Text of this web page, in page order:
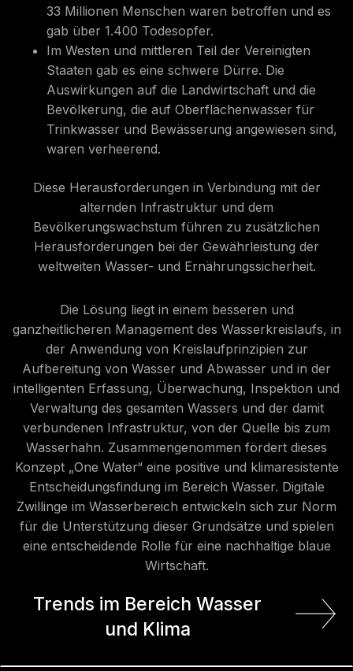
33 Millionen Menschen waren betroffen und es
gab über 1.400 Todesopfer.
Im Westen und mittleren Teil der Vereinigten
Staaten gab es eine schwere Dürre. Die
Auswirkungen auf die Landwirtschaft und die
Bevölkerung, die auf Oberflächenwasser für
Trinkwasser und Bewässerung angewiesen sind,
waren verheerend.
Diese Herausforderungen in Verbindung mit der
alternden Infrastruktur und dem
Bevölkerungswachstum führen zu zusätzlichen
Herausforderungen bei der Gewährleistung der
weltweiten Wasser- und Ernährungssicherheit.
Die Lösung liegt in einem besseren und
ganzheitlicheren Management des Wasserkreislaufs, in
der Anwendung von Kreislaufprinzipien zur
Aufbereitung von Wasser und Abwasser und in der
intelligenten Erfassung, Überwachung, Inspektion und
Verwaltung des gesamten Wassers und der damit
verbundenen Infrastruktur, von der Quelle bis zum
Wasserhahn. Zusammengenommen fördert dieses
Konzept „One Water“ eine positive und klimaresistente
Entscheidungsfindung im Bereich Wasser. Digitale
Zwillinge im Wasserbereich entwickeln sich zur Norm
für die Unterstützung dieser Grundsätze und spielen
eine entscheidende Rolle für eine nachhaltige blaue
Wirtschaft.
Trends im Bereich Wasser
und Klima